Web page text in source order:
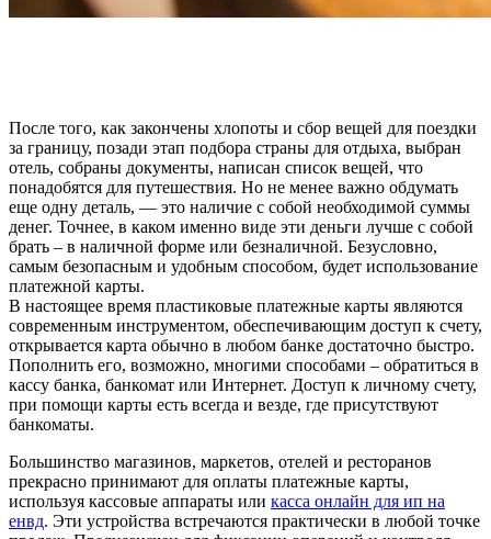
После того, как закончены хлопоты и сбор вещей для поездки
за границу, позади этап подбора страны для отдыха, выбран
отель, собраны документы, написан список вещей, что
понадобятся для путешествия. Но не менее важно обдумать
еще одну деталь, — это наличие с собой необходимой суммы
денег. Точнее, в каком именно виде эти деньги лучше с собой
брать – в наличной форме или безналичной. Безусловно,
самым безопасным и удобным способом, будет использование
платежной карты.
В настоящее время пластиковые платежные карты являются
современным инструментом, обеспечивающим доступ к счету,
открывается карта обычно в любом банке достаточно быстро.
Пополнить его, возможно, многими способами – обратиться в
кассу банка, банкомат или Интернет. Доступ к личному счету,
при помощи карты есть всегда и везде, где присутствуют
банкоматы.
Большинство магазинов, маркетов, отелей и ресторанов
прекрасно принимают для оплаты платежные карты,
используя кассовые аппараты или касса онлайн для ип на
енвд. Эти устройства встречаются практически в любой точке